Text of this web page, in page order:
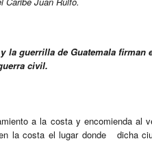
la guerrilla de Guatemala
civil.
a la costa y encomienda al
la costa el lugar donde dicha